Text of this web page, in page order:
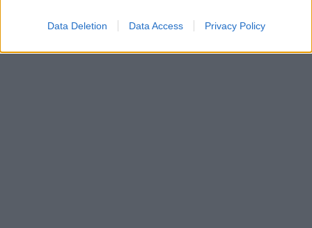
Data Deletion Data Access Privacy Policy